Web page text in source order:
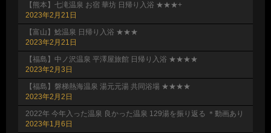
【熊本】七滝温泉 お宿 華坊 日帰り入浴 ★★★+
2023年2月21日
【富山】鯰温泉 日帰り入浴 ★★★
2023年2月21日
【福島】中ノ沢温泉 平澤屋旅館 日帰り入浴 ★★★★
2023年2月3日
【福島】磐梯熱海温泉 湯元元湯 共同浴場 ★★★★
2023年2月2日
2022年 今年入った温泉 良かった温泉 129湯を振り返る ＊動画あり
2023年1月6日